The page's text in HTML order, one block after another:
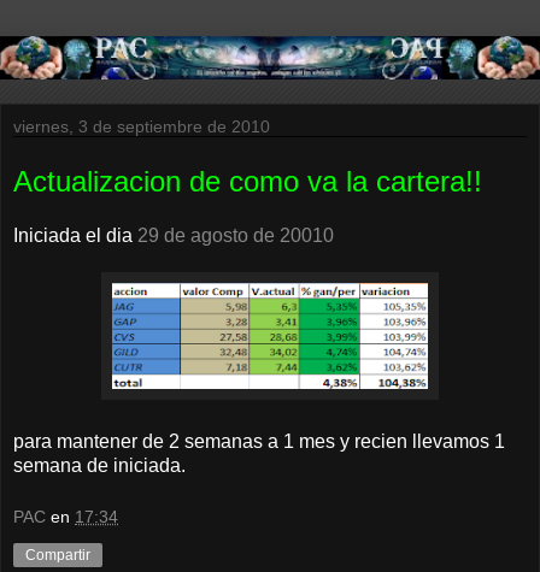
viernes, 3 de septiembre de 2010
Actualizacion de como va la cartera!!
Iniciada el dia 29 de agosto de 20010
para mantener de 2 semanas a 1 mes y recien llevamos 1
semana de iniciada.
PAC en 17:34
Compartir